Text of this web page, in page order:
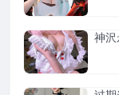
神